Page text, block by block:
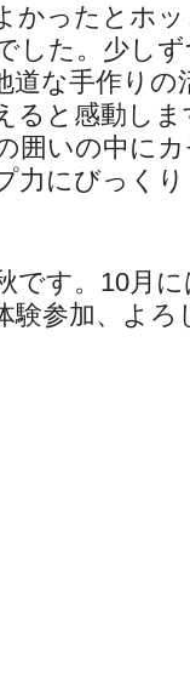
かったとホ
した。少し
道な手作りの
ると感動しま
囲いの中に
力にびっく
です。10月
験参加、よ